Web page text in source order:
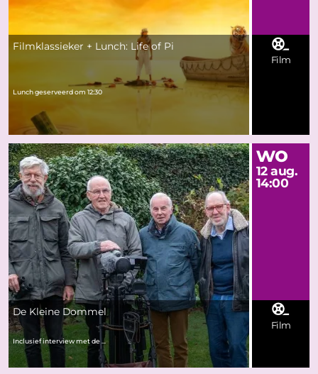
Filmklassieker + Lunch: Life of Pi
Lunch geserveerd om 12:30
Film
De Kleine Dommel
Inclusief interview met de ...
wo
12 aug.
14:00
Film